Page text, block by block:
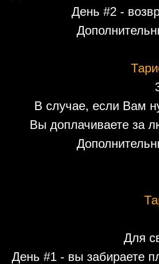
День #2 -
В случае, если Вам
Вы доплачиваете за
Для
День #1 - вы забираете